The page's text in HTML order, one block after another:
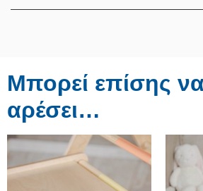
Μπορεί επίσης
αρέσει…